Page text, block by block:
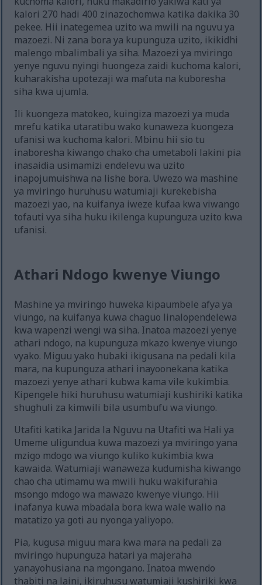
kalori 270 hadi 400 zinazochomwa katika dakika 30
pekee. Hii inategemea uzito wa mwili na nguvu ya
mazoezi. Ni zana bora ya kupunguza uzito, ikikidhi
malengo mbalimbali ya siha. Mazoezi ya mviringo
yenye nguvu nyingi huongeza zaidi kuchoma kalori,
kuharakisha upotezaji wa mafuta na kuboresha
siha kwa ujumla.
Ili kuongeza matokeo, kuingiza mazoezi ya muda
mrefu katika utaratibu wako kunaweza kuongeza
ufanisi wa kuchoma kalori. Mbinu hii sio tu
inaboresha kiwango chako cha umetaboli lakini pia
inasaidia usimamizi endelevu wa uzito
inapojumuishwa na lishe bora. Uwezo wa mashine
ya mviringo huruhusu watumiaji kurekebisha
mazoezi yao, na kuifanya iweze kufaa kwa viwango
tofauti vya siha huku ikilenga kupunguza uzito kwa
ufanisi.
Athari Ndogo kwenye Viungo
Mashine ya mviringo huweka kipaumbele afya ya
viungo, na kuifanya kuwa chaguo linalopendelewa
kwa wapenzi wengi wa siha. Inatoa mazoezi yenye
athari ndogo, na kupunguza mkazo kwenye viungo
vyako. Miguu yako hubaki ikigusana na pedali kila
mara, na kupunguza athari inayoonekana katika
mazoezi yenye athari kubwa kama vile kukimbia.
Kipengele hiki huruhusu watumiaji kushiriki katika
shughuli za kimwili bila usumbufu wa viungo.
Utafiti katika Jarida la Nguvu na Utafiti wa Hali ya
Umeme uligundua kuwa mazoezi ya mviringo yana
mzigo mdogo wa viungo kuliko kukimbia kwa
kawaida. Watumiaji wanaweza kudumisha kiwango
chao cha utimamu wa mwili huku wakifurahia
msongo mdogo wa mawazo kwenye viungo. Hii
inafanya kuwa mbadala bora kwa wale walio na
matatizo ya goti au nyonga yaliyopo.
Pia, kugusa miguu mara kwa mara na pedali za
mviringo hupunguza hatari ya majeraha
yanayohusiana na mgongano. Inatoa mwendo
thabiti na laini, ikiruhusu watumiaji kushiriki kwa